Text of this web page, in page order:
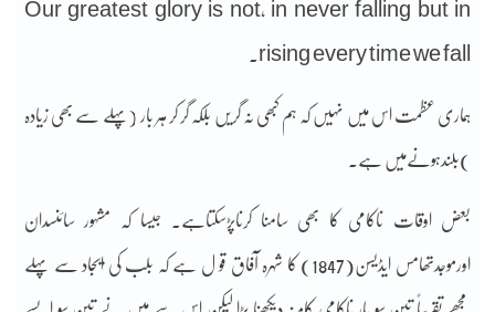
Our greatest glory is not, in never falling but in
rising every time we fall.
ہماری عظمت اس میں نہیں کہ ہم کبھی نہ گریں بلکہ گر کر ہر بار (پہلے سے بھی زیادہ
)بلندہونےمیں ہے۔
بعض اوقات ناکامی کا بھی سامنا کرناپڑسکتاہے۔ جیسا کہ مشہور سائنسدان
اورموجدتھامس ایڈیسن(1847) کا شہرہ آفاق قو ل ہے کہ بلب کی ایجاد سے پہلے